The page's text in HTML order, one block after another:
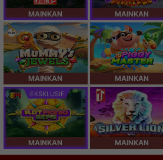
MAINKAN MAINKAN
MAINKAN MAINKAN
EKSKLUSIF
MAINKAN MAINKAN